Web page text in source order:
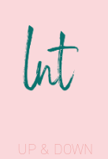
UP & DOWN